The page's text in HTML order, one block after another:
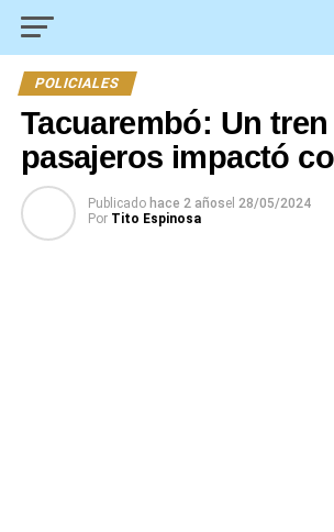
POLICIALES
Tacuarembó: Un
pasajeros impactó
Publicado hace 2 añosel 28/05/2024
Por Tito Espinosa